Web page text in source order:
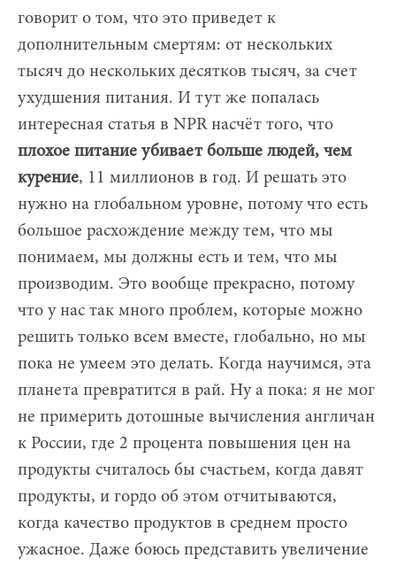
говорит о том, что это приведет к
дополнительным смертям: от нескольких
тысяч до нескольких десятков тысяч, за счет
ухудшения питания. И тут же попалась
интересная статья в NPR насчёт того, что
плохое питание убивает больше людей, чем
курение, 11 миллионов в год. И решать это
нужно на глобальном уровне, потому что есть
большое расхождение между тем, что мы
понимаем, мы должны есть и тем, что мы
производим. Это вообще прекрасно, потому
что у нас так много проблем, которые можно
решить только всем вместе, глобально, но мы
пока не умеем это делать. Когда научимся, эта
планета превратится в рай. Ну а пока: я не мог
не примерить дотошные вычисления англичан
к России, где 2 процента повышения цен на
продукты считалось бы счастьем, когда давят
продукты, и гордо об этом отчитываются,
когда качество продуктов в среднем просто
ужасное. Даже боюсь представить увеличение